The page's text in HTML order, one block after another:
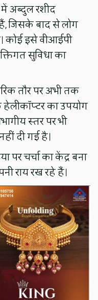
में अब्दुल रशीद
जिसके बाद से लोग
कोई इसे वीआईपी
सुविधा का
तौर पर अभी तक
का उपयोग
स्तर पर भी
दी गई है।
पर चर्चा का केंद्र बना
राय रख रहे हैं।